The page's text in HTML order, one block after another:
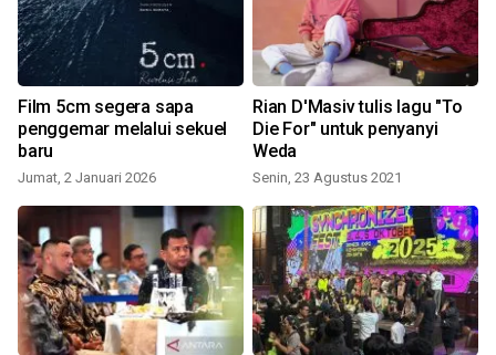
Film 5cm segera sapa
penggemar melalui sekuel
baru
Jumat, 2 Januari 2026
Rian D'Masiv tulis lagu "To
Die For" untuk penyanyi
Weda
Senin, 23 Agustus 2021